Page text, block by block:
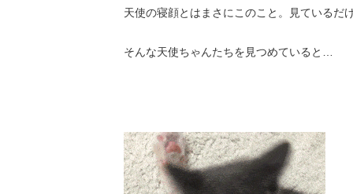
天使の寝顔とはまさにこのこと。見ているだ
そんな天使ちゃんたちを見つめていると…